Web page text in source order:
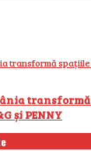
și PENNY